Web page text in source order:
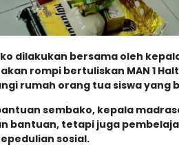
dilakukan bersama oleh
rompi bertuliskan MAN 1
rumah orang tua siswa yang
sembako, kepala
bantuan, tetapi juga
sosial.